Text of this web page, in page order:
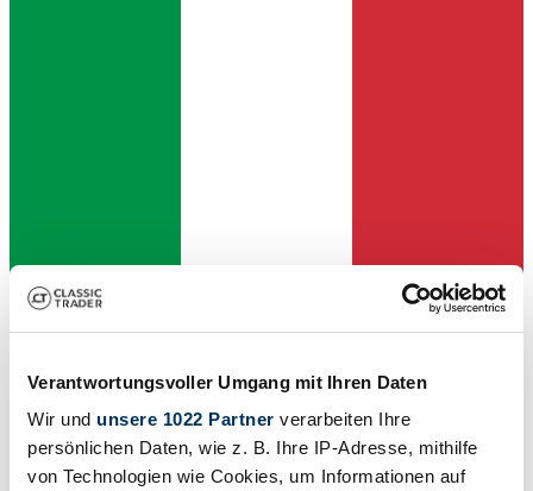
Verantwortungsvoller Umgang mit Ihren Daten
Wir und unsere 1022 Partner verarbeiten Ihre
persönlichen Daten, wie z. B. Ihre IP-Adresse, mithilfe
von Technologien wie Cookies, um Informationen auf